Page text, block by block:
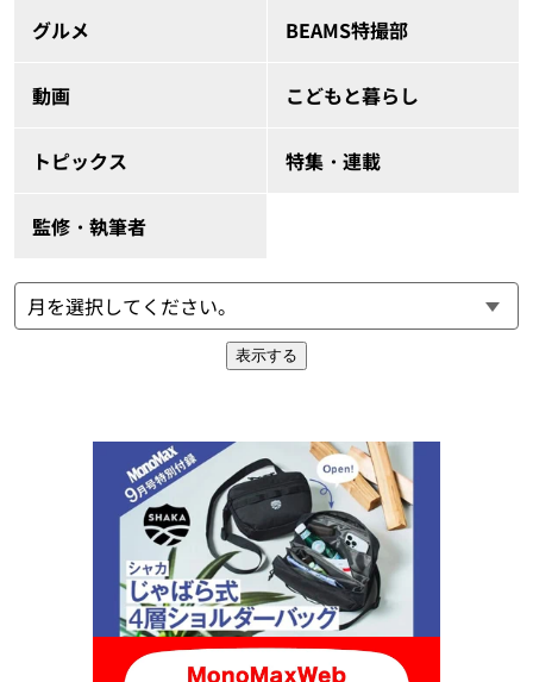
グルメ BEAMS特撮部
動画 こどもと暮らし
トピックス 特集・連載
監修・執筆者
表示する